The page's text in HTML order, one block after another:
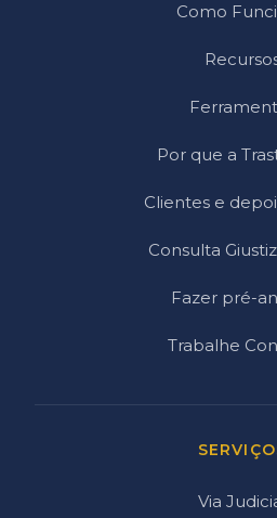
Como
Por que a
Clientes e
Consulta
Fazer pré-
Trabalhe
Via